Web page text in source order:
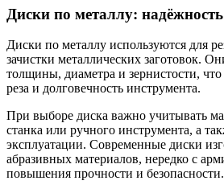
Диски по металлу:
Диски по металлу используются для
зачистки металлических заготовок.
толщины, диаметра и зернистости, что
реза и долговечность инструмента.
При выборе диска важно учитывать
станка или ручного инструмента, а
эксплуатации. Современные диски
абразивных материалов, нередко с
повышения прочности и безопасности.